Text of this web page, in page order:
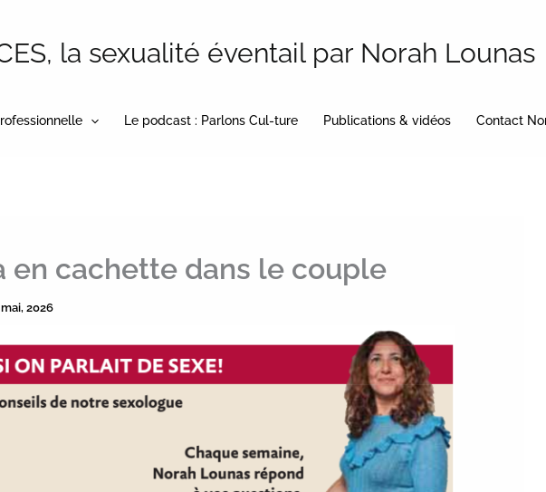
la sexualité éventail par Norah Lounas
Le podcast : Parlons Cul-ture Publications & vidéos Contact
en cachette dans le couple
mai, 2026